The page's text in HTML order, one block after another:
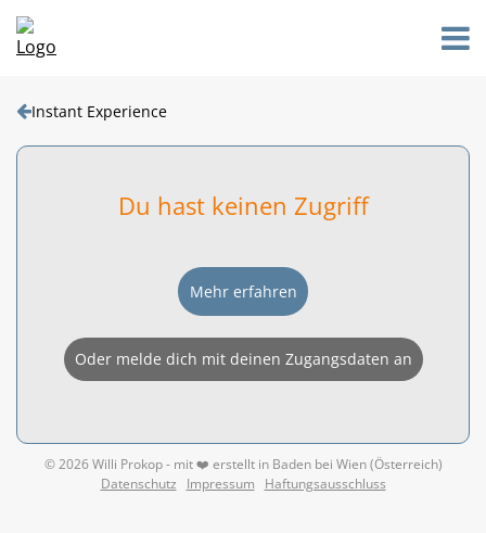
Instant Experience
Du hast keinen Zugriff
Mehr erfahren
Oder melde dich mit deinen Zugangsdaten an
© 2026 Willi Prokop - mit ❤️ erstellt in Baden bei Wien (Österreich)
Datenschutz
Impressum Haftungsausschluss